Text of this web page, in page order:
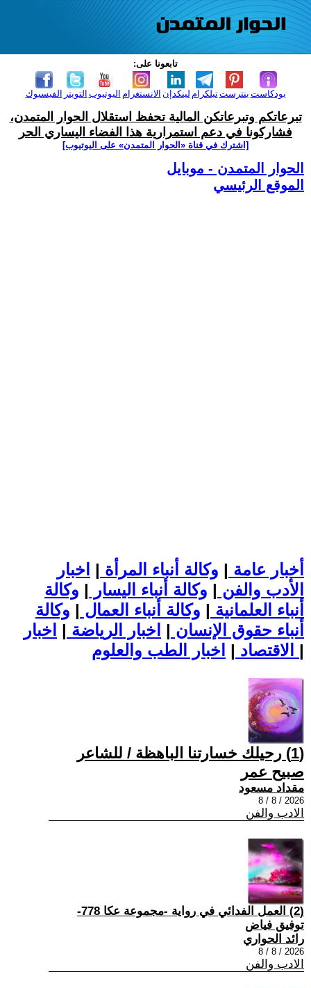
تابعونا على:
الفيسبوك التويتر اليوتيوب الانستغرام لينكدإن تيلكرامبنترست بودكاست
تبرعاتكم وتبرعاتكن المالية تحفظ استقلال الحوار المتمدن،
فشاركونا في دعم استمرارية هذا الفضاء اليساري الحر
[اشترك في قناة ‫«الحوار المتمدن» على اليوتيوب]
الحوار المتمدن - موبايل
الموقع الرئيسي
أخبار عامة | وكالة أنباء المرأة | اخبار
الأدب والفن | وكالة أنباء اليسار | وكالة
أنباء العلمانية | وكالة أنباء العمال | وكالة
أنباء حقوق الإنسان | اخبار الرياضة | اخبار
الاقتصاد | |
(1) رحيلك خسارتنا الباهظة / للشاعر
صبيح عمر
مقداد مسعود
2026 / 8 / 8
الادب والفن
(2) العمل الفدائي في رواية -مجموعة عكا 778-
توفيق فياض
رائد الحواري
2026 / 8 / 8
الادب والفن